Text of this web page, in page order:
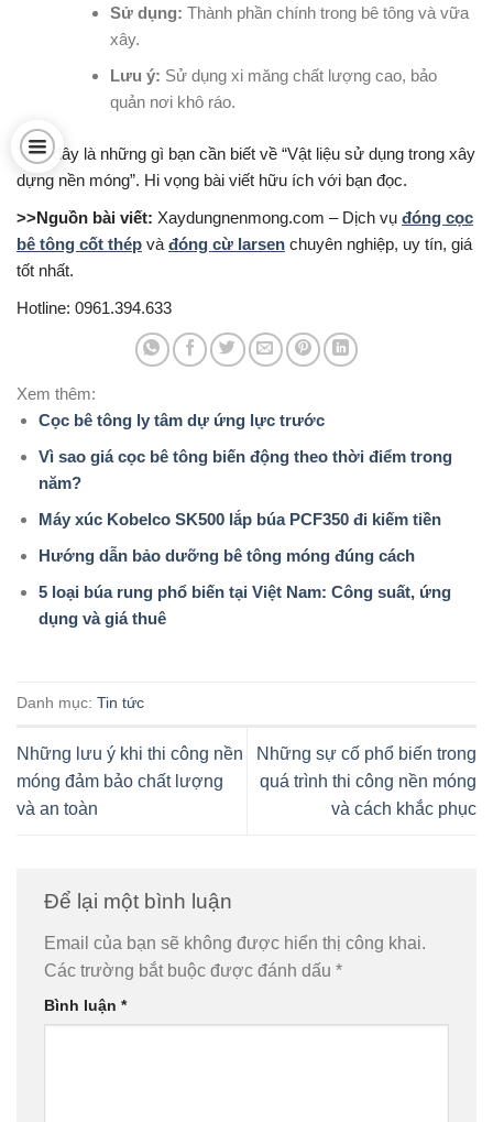
Sử dụng: Thành phần chính trong bê tông và vữa
xây.
Lưu ý: Sử dụng xi măng chất lượng cao, bảo
quản nơi khô ráo.
Trên đây là những gì bạn cần biết về “Vật liệu sử dụng trong xây
dựng nền móng”. Hi vọng bài viết hữu ích với bạn đọc.
>>Nguồn bài viết: Xaydungnenmong.com – Dịch vụ đóng cọc
bê tông cốt thép và đóng cừ larsen chuyên nghiệp, uy tín, giá
tốt nhất.
Hotline: 0961.394.633
Xem thêm:
Cọc bê tông ly tâm dự ứng lực trước
Vì sao giá cọc bê tông biến động theo thời điểm trong
năm?
Máy xúc Kobelco SK500 lắp búa PCF350 đi kiếm tiền
Hướng dẫn bảo dưỡng bê tông móng đúng cách
5 loại búa rung phổ biến tại Việt Nam: Công suất, ứng
dụng và giá thuê
Danh mục: Tin tức
Những lưu ý khi thi công nền
móng đảm bảo chất lượng
và an toàn
Những sự cố phổ biến trong
quá trình thi công nền móng
và cách khắc phục
Để lại một bình luận
Email của bạn sẽ không được hiển thị công khai.
Các trường bắt buộc được đánh dấu *
Bình luận *